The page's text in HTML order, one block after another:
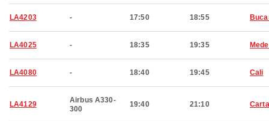
LA4203 - 17:50 18:55
LA4025 - 18:35 19:35
LA4080 - 18:40 19:45 Cali
LA4129
Airbus A330-
300
19:40 21:10